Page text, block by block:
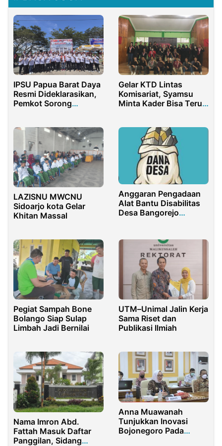
IPSU Papua Barat Daya
Resmi Dideklarasikan,
Pemkot Sorong
Pembangunan Daerah
Gelar KTD Lintas
Komisariat, Syamsu
Minta Kader Bisa Terus
LAZISNU MWCNU
Sidoarjo kota Gelar
Khitan Massal
Anggaran Pengadaan
Alat Bantu Disabilitas
Desa Bangorejo
APH Menyelidiki
Pegiat Sampah Bone
Bolango Siap Sulap
Limbah Jadi Bernilai
UTM–Unimal Jalin Kerja
Sama Riset dan
Publikasi Ilmiah
Nama Imron Abd.
Fattah Masuk Daftar
Panggilan, Sidang
Anna Muawanah
Tunjukkan Inovasi
Bojonegoro Pada